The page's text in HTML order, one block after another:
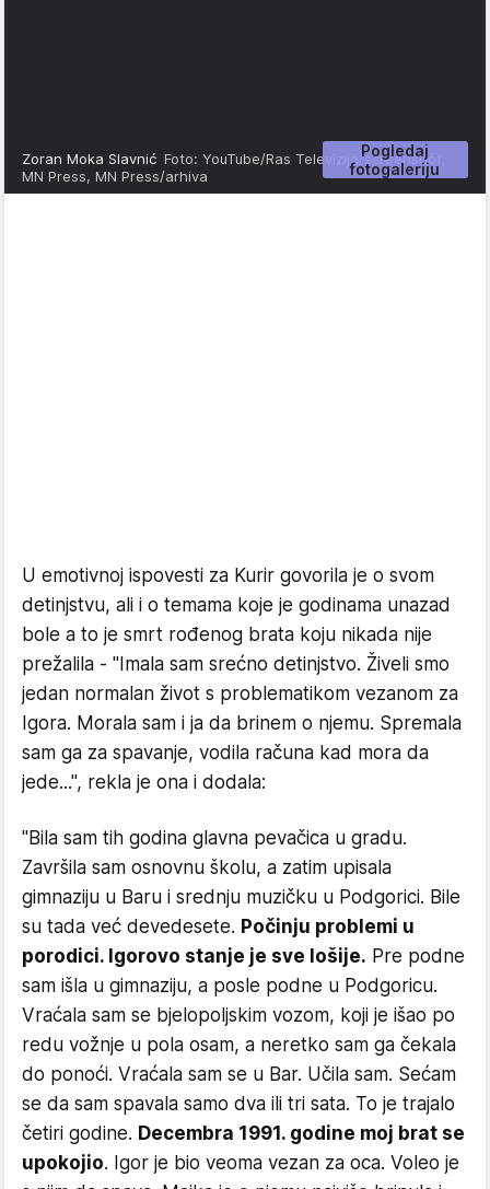
Pogledaj
fotogaleriju
Zoran Moka Slavnić Foto: YouTube/Ras Televizija/screenshot,
MN Press, MN Press/arhiva
U emotivnoj ispovesti za Kurir govorila je o svom
detinjstvu, ali i o temama koje je godinama unazad
bole a to je smrt rođenog brata koju nikada nije
prežalila - "Imala sam srećno detinjstvo. Živeli smo
jedan normalan život s problematikom vezanom za
Igora. Morala sam i ja da brinem o njemu. Spremala
sam ga za spavanje, vodila računa kad mora da
jede...", rekla je ona i dodala:
"Bila sam tih godina glavna pevačica u gradu.
Završila sam osnovnu školu, a zatim upisala
gimnaziju u Baru i srednju muzičku u Podgorici. Bile
su tada već devedesete. Počinju problemi u
porodici. Igorovo stanje je sve lošije. Pre podne
sam išla u gimnaziju, a posle podne u Podgoricu.
Vraćala sam se bjelopoljskim vozom, koji je išao po
redu vožnje u pola osam, a neretko sam ga čekala
do ponoći. Vraćala sam se u Bar. Učila sam. Sećam
se da sam spavala samo dva ili tri sata. To je trajalo
četiri godine. Decembra 1991. godine moj brat se
upokojio. Igor je bio veoma vezan za oca. Voleo je